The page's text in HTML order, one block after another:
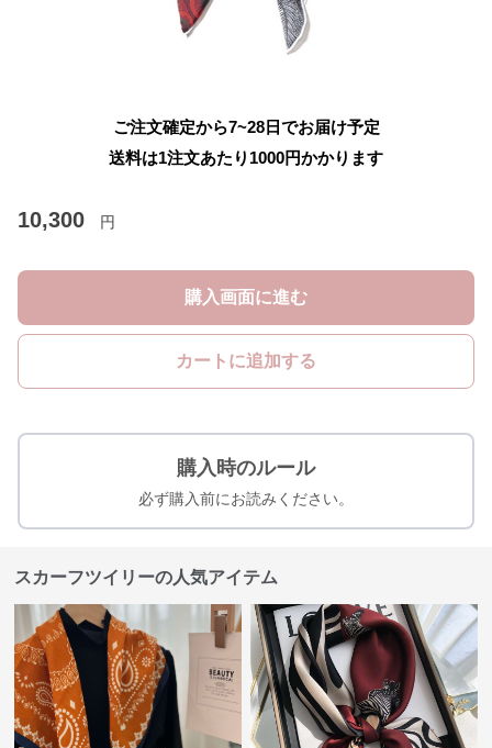
ご注文確定から7~28日でお届け予定
送料は1注文あたり 1000円かかります
10,300 円
購入画面に進む
カートに追加する
購入時のルール
必ず購入前にお読みください。
スカーフツイリーの人気アイテム